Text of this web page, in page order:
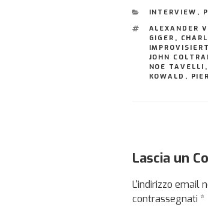
CATEGORIE
INTERVIEW ,
TAG
ALEXANDER
GIGER ,
JOHN
NOE TAVELLI ,
KOWALD ,
Lascia un
L'indirizzo email
contrassegnati *